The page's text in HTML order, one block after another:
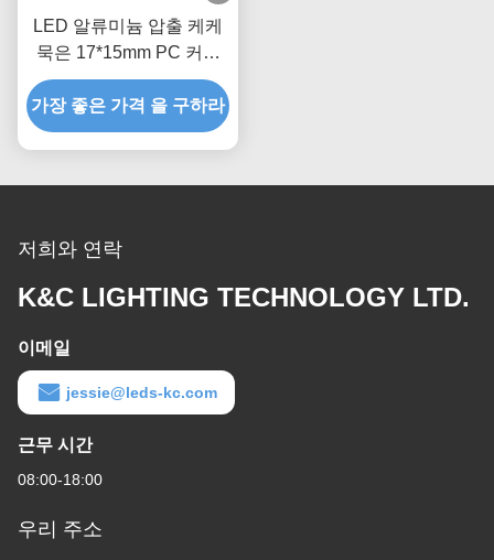
LED 알류미늄 압출 케케
묵은 17*15mm PC 커버
흑백 표면은 휴회했습니다
가장 좋은 가격 을 구하라
저희와 연락
K&C LIGHTING TECHNOLOGY LTD.
이메일
jessie@leds-kc.com
근무 시간
08:00-18:00
우리 주소